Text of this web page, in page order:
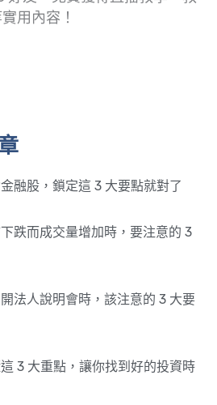
用內容！
融股，鎖定這 3 大要點就對了
跌而成交量增加時，要注意的 3
法人說明會時，該注意的 3 大要
3 大重點，讓你找到好的投資時